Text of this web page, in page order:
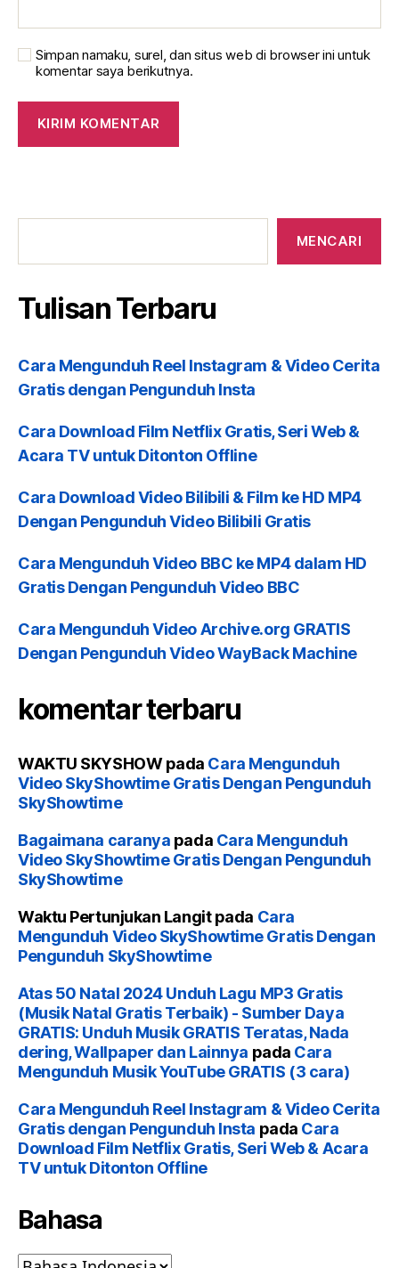
Simpan namaku, surel, dan situs web di browser ini untuk
komentar saya berikutnya.
Tulisan
MENCARI
Tulisan Terbaru
Cara Mengunduh Reel Instagram & Video Cerita
Gratis dengan Pengunduh Insta
Cara Download Film Netflix Gratis, Seri Web &
Acara TV untuk Ditonton Offline
Cara Download Video Bilibili & Film ke HD MP4
Dengan Pengunduh Video Bilibili Gratis
Cara Mengunduh Video BBC ke MP4 dalam HD
Gratis Dengan Pengunduh Video BBC
Cara Mengunduh Video Archive.org GRATIS
Dengan Pengunduh Video WayBack Machine
komentar terbaru
WAKTU SKYSHOWpada Cara Mengunduh
Video SkyShowtime Gratis Dengan Pengunduh
SkyShowtime
Bagaimana caranya pada Cara Mengunduh
Video SkyShowtime Gratis Dengan Pengunduh
SkyShowtime
Waktu Pertunjukan Langitpada Cara
Mengunduh Video SkyShowtime Gratis Dengan
Pengunduh SkyShowtime
Atas 50 Natal 2024 Unduh Lagu MP3 Gratis
(Musik Natal Gratis Terbaik) - Sumber Daya
GRATIS: Unduh Musik GRATIS Teratas, Nada
dering, Wallpaper dan Lainnya pada Cara
Mengunduh Musik YouTube GRATIS (3 cara)
Cara Mengunduh Reel Instagram & Video Cerita
Gratis dengan Pengunduh Insta pada Cara
Download Film Netflix Gratis, Seri Web & Acara
TV untuk Ditonton Offline
Bahasa